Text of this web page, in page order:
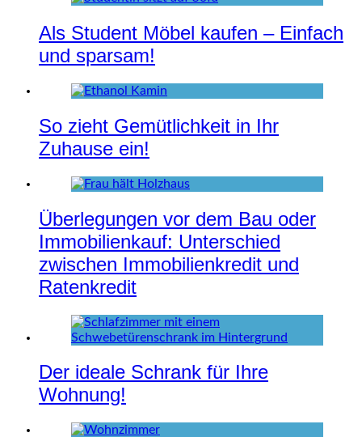
Als Student Möbel kaufen – Einfach
und sparsam!
So zieht Gemütlichkeit in Ihr
Zuhause ein!
Überlegungen vor dem Bau oder
Immobilienkauf: Unterschied
zwischen Immobilienkredit und
Ratenkredit
Der ideale Schrank für Ihre
Wohnung!